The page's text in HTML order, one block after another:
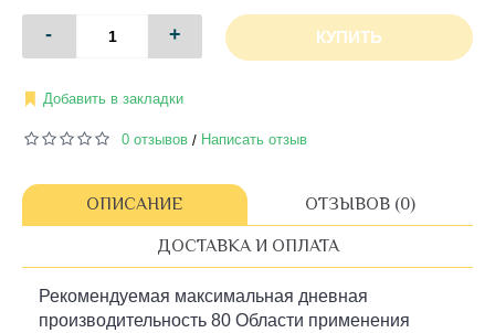
- + КУПИТЬ
Добавить в закладки
0 отзывов / Написать отзыв
ОПИСАНИЕ ОТЗЫВОВ (0)
ДОСТАВКА И ОПЛАТА
Рекомендуемая максимальная дневная
производительность 80 Области применения